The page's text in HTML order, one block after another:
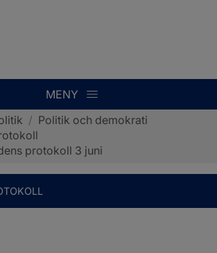
MENY
/ Politik och demokrati
protokoll 3 juni